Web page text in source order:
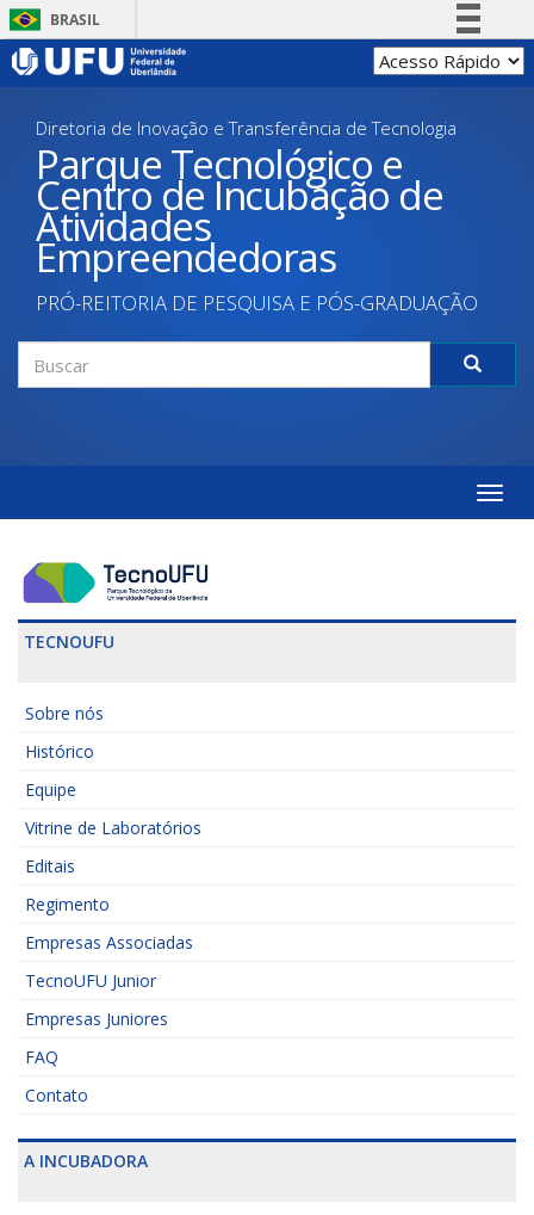
Pular
para
BRASIL
Simplifique!
Participe
Acesso à informação
Legislação
Diretoria de Inovação e Transferência de Tecnologia
Parque Tecnológico e
Centro de Incubação de
Atividades
Empreendedoras
PRÓ-REITORIA DE PESQUISA E PÓS-GRADUAÇÃO
Formulário
de
Toggle
TECNOUFU
Sobre nós
Histórico
Equipe
Vitrine de Laboratórios
Editais
Regimento
Empresas Associadas
TecnoUFU Junior
Empresas Juniores
FAQ
Contato
A INCUBADORA